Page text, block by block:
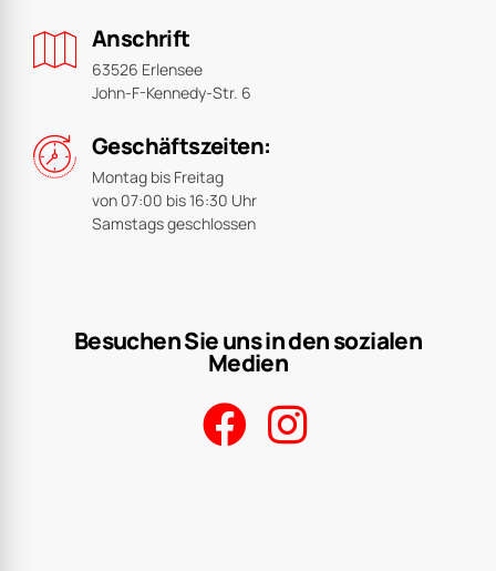
Anschrift
63526 Erlensee
John-F-Kennedy-Str. 6
Geschäftszeiten:
Montag bis Freitag
von 07:00 bis 16:30 Uhr
Samstags geschlossen
Besuchen Sie uns in den sozialen
Medien